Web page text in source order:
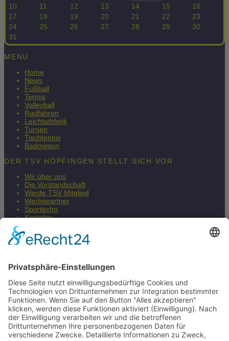
10
11 12 13 14 15
16
17
18 19 20 21 22
23
24
25 26 27 28 29
30
31
MENU
Home
News
Fußball
Tennis
Volleyball
Radfahren
Leichtathletik
Turnen
Tischtennis
Badminton
DER TSV HÖPFINGEN STELLT SICH VOR
Wir über uns
Die Vorstandschaft
Werde TSV Mitglied
Werbepartner
Sportecho
Kontakte
Datenschutzerklärung
Barrierefreiheitserklärung
Fair & Regional
Mehr Infos